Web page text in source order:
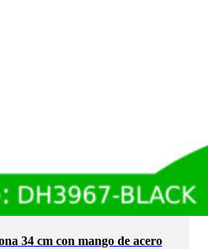
34 cm con mango de acero